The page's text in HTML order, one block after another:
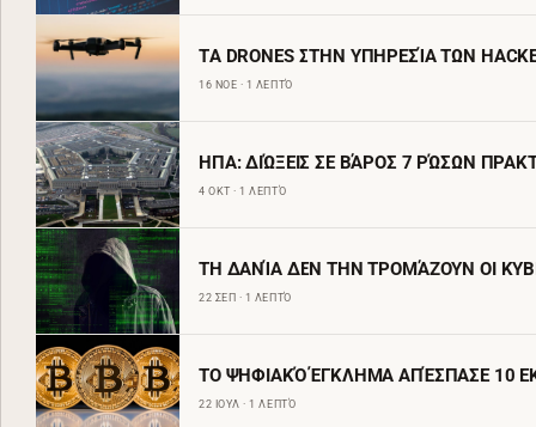
TΑ DRONES ΣΤΗΝ ΥΠΗΡΕΣΊΑ ΤΩΝ
16 ΝΟΕ · 1 ΛΕΠΤΌ
ΗΠΑ: ΔΙΏΞΕΙΣ ΣΕ ΒΆΡΟΣ 7 ΡΏΣΩΝ
4 ΟΚΤ · 1 ΛΕΠΤΌ
ΤΗ ΔΑΝΊΑ ΔΕΝ ΤΗΝ ΤΡΟΜΆΖΟΥΝ ΟΙ
22 ΣΕΠ · 1 ΛΕΠΤΌ
ΤΟ ΨΗΦΙΑΚΌ ΈΓΚΛΗΜΑ ΑΠΈΣΠΑΣΕ 10
22 ΙΟΥΛ · 1 ΛΕΠΤΌ